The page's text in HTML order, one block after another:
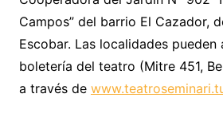
Campos” del barrio El Cazador,
Escobar. Las localidades pueden
boletería del teatro (Mitre 451,
a través de